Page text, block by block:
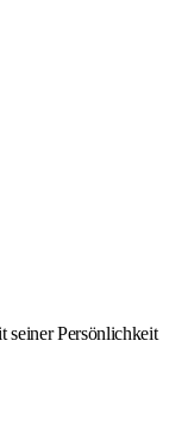
seiner Persönlichkeit